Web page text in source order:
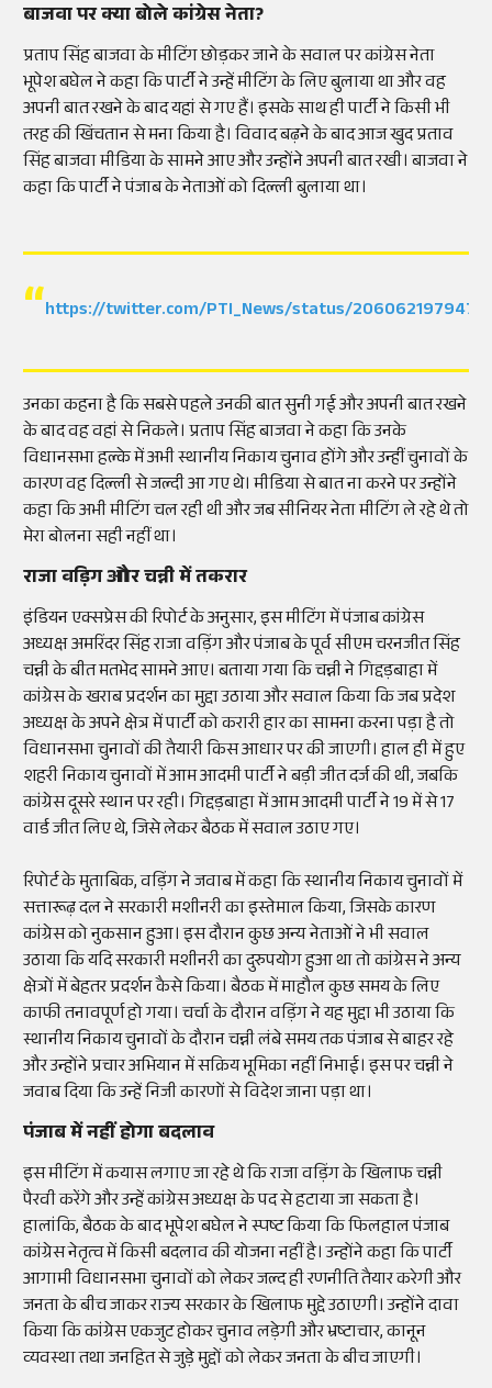
बाजवा पर क्या बोले कांग्रेस नेता?
प्रताप सिंह बाजवा के मीटिंग छोड़कर जाने के सवाल पर कांग्रेस नेता
भूपेश बघेल ने कहा कि पार्टी ने उन्हें मीटिंग के लिए बुलाया था और वह
अपनी बात रखने के बाद यहां से गए हैं। इसके साथ ही पार्टी ने किसी भी
तरह की खिंचतान से मना किया है। विवाद बढ़ने के बाद आज खुद प्रताव
सिंह बाजवा मीडिया के सामने आए और उन्होंने अपनी बात रखी। बाजवा ने
कहा कि पार्टी ने पंजाब के नेताओं को दिल्ली बुलाया था।
https://twitter.com/PTI_News/status/
उनका कहना है कि सबसे पहले उनकी बात सुनी गई और अपनी बात रखने
के बाद वह वहां से निकले। प्रताप सिंह बाजवा ने कहा कि उनके
विधानसभा हल्के में अभी स्थानीय निकाय चुनाव होंगे और उन्हीं चुनावों के
कारण वह दिल्ली से जल्दी आ गए थे। मीडिया से बात ना करने पर उन्होंने
कहा कि अभी मीटिंग चल रही थी और जब सीनियर नेता मीटिंग ले रहे थे तो
मेरा बोलना सही नहीं था।
राजा वड़िग और चन्नी में तकरार
इंडियन एक्सप्रेस की रिपोर्ट के अनुसार, इस मीटिंग में पंजाब कांग्रेस
अध्यक्ष अमरिंदर सिंह राजा वड़िंग और पंजाब के पूर्व सीएम चरनजीत सिंह
चन्नी के बीत मतभेद सामने आए। बताया गया कि चन्नी ने गिद्दड़बाहा में
कांग्रेस के खराब प्रदर्शन का मुद्दा उठाया और सवाल किया कि जब प्रदेश
अध्यक्ष के अपने क्षेत्र में पार्टी को करारी हार का सामना करना पड़ा है तो
विधानसभा चुनावों की तैयारी किस आधार पर की जाएगी। हाल ही में हुए
शहरी निकाय चुनावों में आम आदमी पार्टी ने बड़ी जीत दर्ज की थी, जबकि
कांग्रेस दूसरे स्थान पर रही। गिद्दड़बाहा में आम आदमी पार्टी ने 19 में से 17
वार्ड जीत लिए थे, जिसे लेकर बैठक में सवाल उठाए गए।
रिपोर्ट के मुताबिक, वड़िंग ने जवाब में कहा कि स्थानीय निकाय चुनावों में
सत्तारूढ़ दल ने सरकारी मशीनरी का इस्तेमाल किया, जिसके कारण
कांग्रेस को नुकसान हुआ। इस दौरान कुछ अन्य नेताओं ने भी सवाल
उठाया कि यदि सरकारी मशीनरी का दुरुपयोग हुआ था तो कांग्रेस ने अन्य
क्षेत्रों में बेहतर प्रदर्शन कैसे किया। बैठक में माहौल कुछ समय के लिए
काफी तनावपूर्ण हो गया। चर्चा के दौरान वड़िंग ने यह मुद्दा भी उठाया कि
स्थानीय निकाय चुनावों के दौरान चन्नी लंबे समय तक पंजाब से बाहर रहे
और उन्होंने प्रचार अभियान में सक्रिय भूमिका नहीं निभाई। इस पर चन्नी ने
जवाब दिया कि उन्हें निजी कारणों से विदेश जाना पड़ा था।
पंजाब में नहीं होगा बदलाव
इस मीटिंग में कयास लगाए जा रहे थे कि राजा वड़िंग के खिलाफ चन्नी
पैरवी करेंगे और उन्हें कांग्रेस अध्यक्ष के पद से हटाया जा सकता है।
हालांकि, बैठक के बाद भूपेश बघेल ने स्पष्ट किया कि फिलहाल पंजाब
कांग्रेस नेतृत्व में किसी बदलाव की योजना नहीं है। उन्होंने कहा कि पार्टी
आगामी विधानसभा चुनावों को लेकर जल्द ही रणनीति तैयार करेगी और
जनता के बीच जाकर राज्य सरकार के खिलाफ मुद्दे उठाएगी। उन्होंने दावा
किया कि कांग्रेस एकजुट होकर चुनाव लड़ेगी और भ्रष्टाचार, कानून
व्यवस्था तथा जनहित से जुड़े मुद्दों को लेकर जनता के बीच जाएगी।